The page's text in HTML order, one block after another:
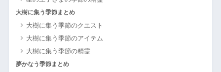
大樹に集う季節まとめ
大樹に集う季節のクエスト
大樹に集う季節のアイテム
大樹に集う季節の精霊
夢かなう季節まとめ